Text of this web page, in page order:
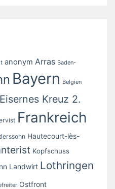
anonym Arras Baden-
Bayern Belgien
Eisernes Kreuz 2.
Frankreich
Hautecourt-lès-
Kopfschuss
Landwirt Lothringen
Ostfront